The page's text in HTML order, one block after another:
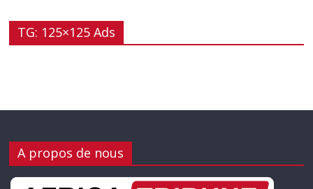
TG: 125×125 Ads
A propos de nous